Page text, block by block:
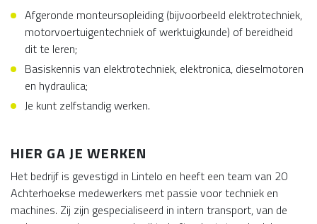
Afgeronde monteursopleiding (bijvoorbeeld elektrotechniek,
motorvoertuigentechniek of werktuigkunde) of bereidheid
dit te leren;
Basiskennis van elektrotechniek, elektronica, dieselmotoren
en hydraulica;
Je kunt zelfstandig werken.
HIER GA JE WERKEN
Het bedrijf is gevestigd in Lintelo en heeft een team van 20
Achterhoekse medewerkers met passie voor techniek en
machines. Zij zijn gespecialiseerd in intern transport, van de